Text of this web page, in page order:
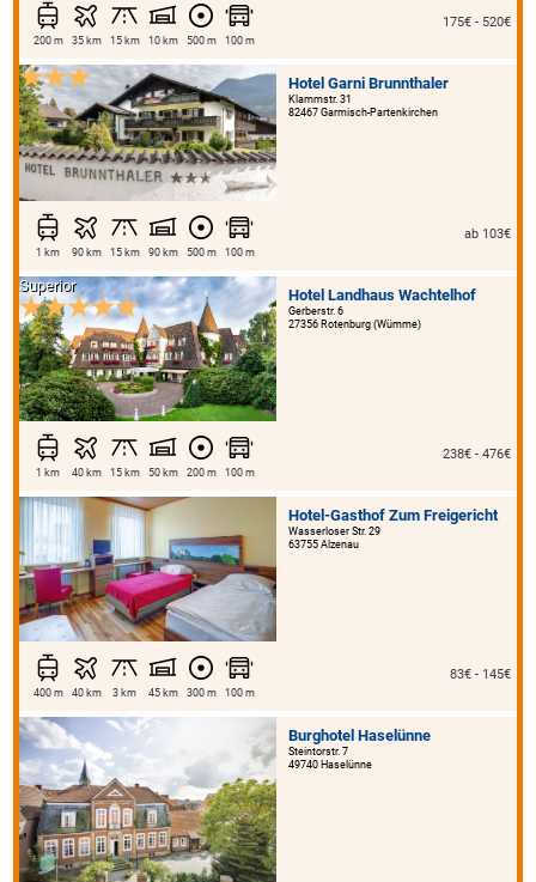
200 m 35 km 15 km 10 km 500 m 100 m
175€ - 520€
Hotel Garni Brunnthaler
Klammstr. 31
82467 Garmisch-Partenkirchen
1 km 90 km 15 km 90 km 500 m 100 m
ab 103€
Hotel Landhaus Wachtelhof
Gerberstr. 6
27356 Rotenburg (Wümme)
Superior
1 km 40 km 15 km 50 km 200 m 100 m
238€ - 476€
Hotel-Gasthof Zum Freigericht
Wasserloser Str. 29
63755 Alzenau
400 m 40 km 3 km 45 km 300 m 100 m
83€ - 145€
Burghotel Haselünne
Steintorstr. 7
49740 Haselünne